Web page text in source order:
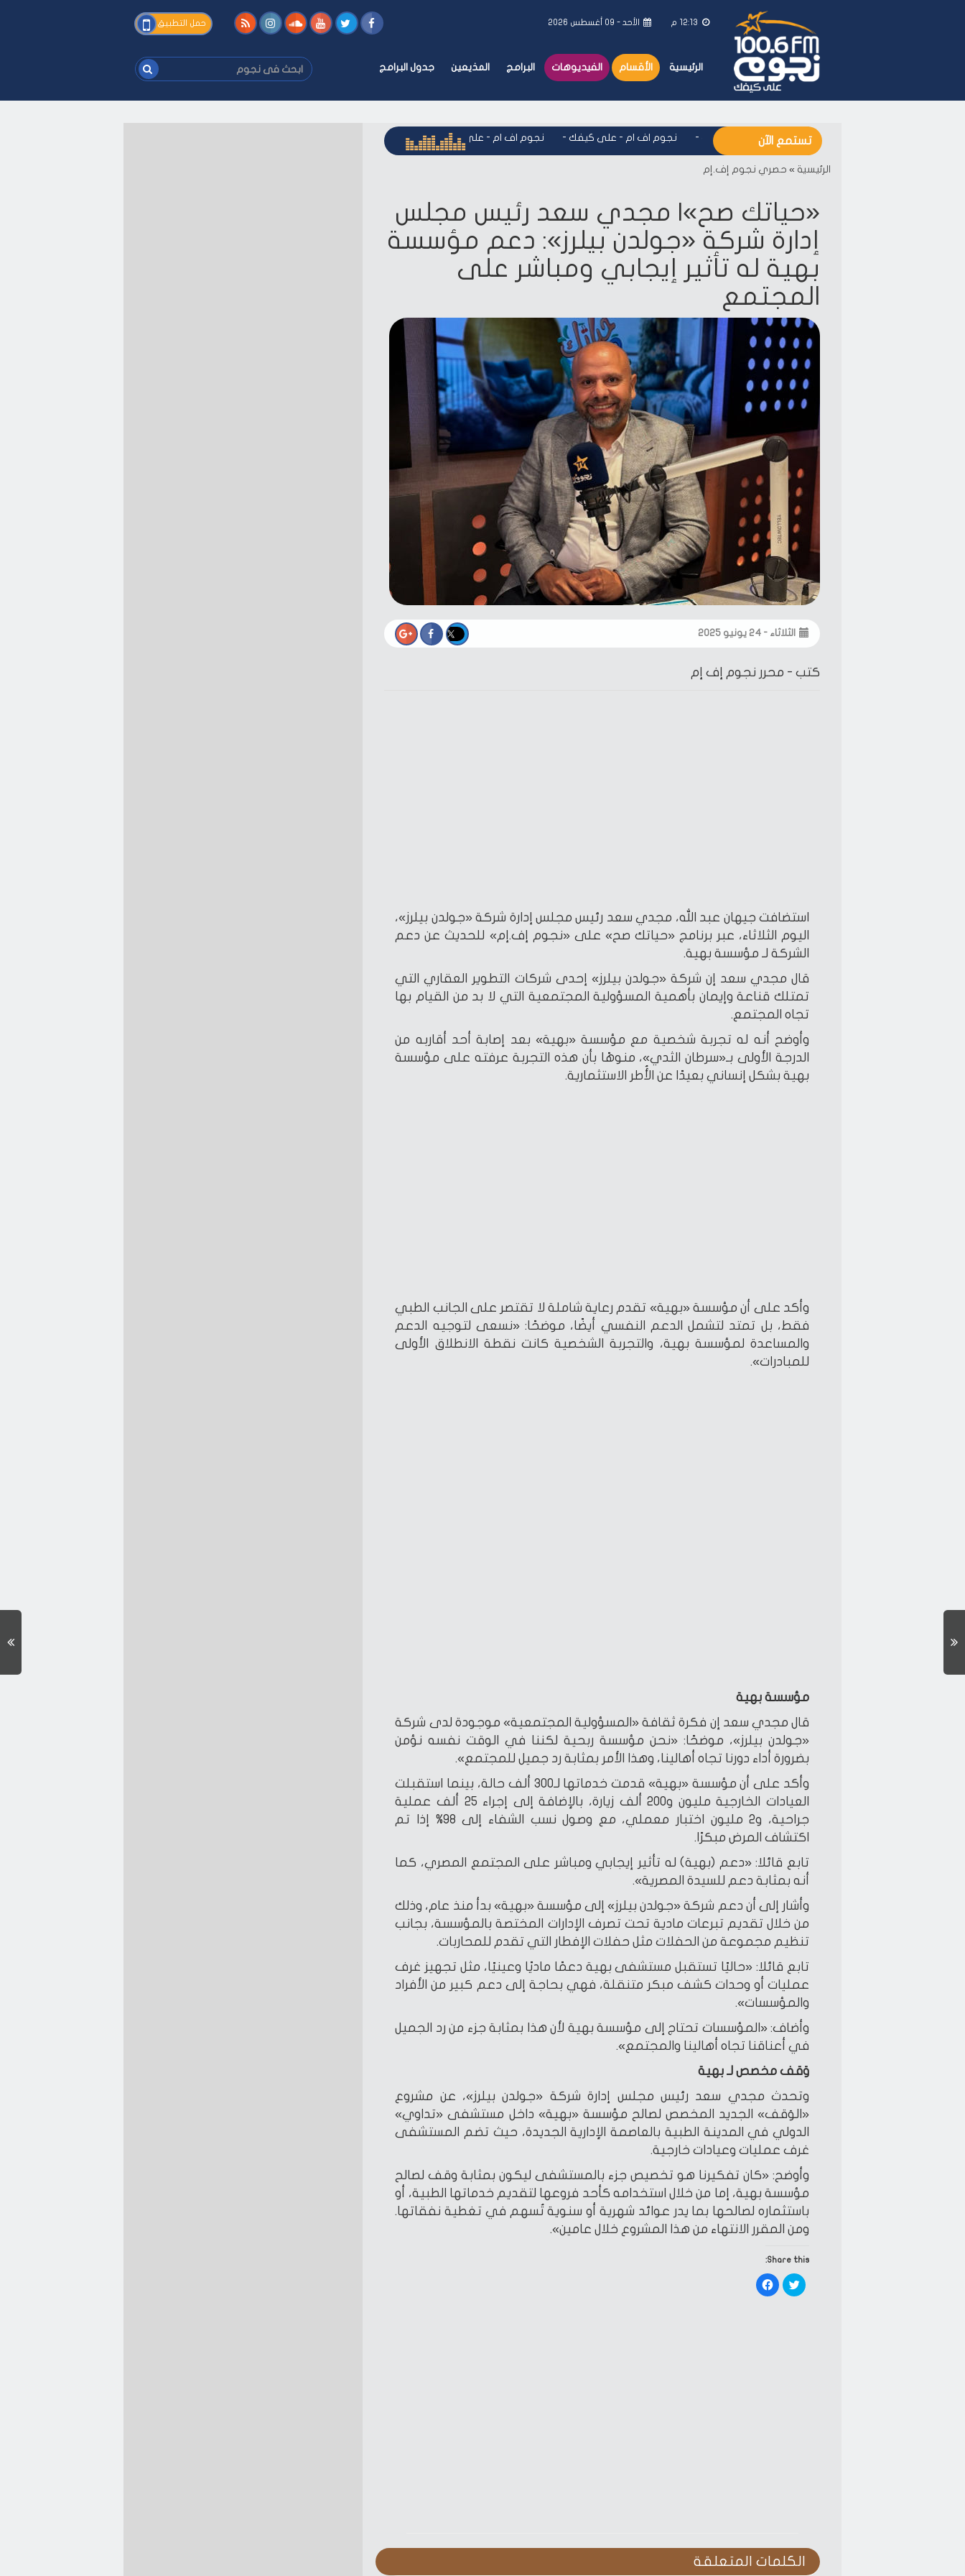
12:13 م الأحد - ٠٩ أغسطس ٢٠٢٦ حمل التطبيق
الرئيسية الأقسام الفيديوهات البرامج المذيعين جدول البرامج
ابحث
فى
فى
تستمع الآن - نجوم اف ام - على كيفك - نجوم اف ام - على كيفك -نجوم اف ام - على كيفك نجوم اف ام - على كيفك
الرئيسية » حصري نجوم إف.إم
«حياتك صح»| مجدي سعد رئيس مجلس
إدارة شركة «جولدن بيلرز»: دعم مؤسسة
بهية له تأثير إيجابي ومباشر على
المجتمع
الثلاثاء - ٢٤ يونيو ٢٠٢٥
كتب - محرر نجوم إف إم
استضافت جيهان عبد الله، مجدي سعد رئيس مجلس إدارة شركة «جولدن بيلرز»،
اليوم الثلاثاء، عبر برنامج «حياتك صح» على «نجوم إف.إم» للحديث عن دعم
الشركة لـ مؤسسة بهية.
قال مجدي سعد إن شركة «جولدن بيلرز» إحدى شركات التطوير العقاري التي
تمتلك قناعة وإيمان بأهمية المسؤولية المجتمعية التي لا بد من القيام بها
تجاه المجتمع.
وأوضح أنه له تجربة شخصية مع مؤسسة «بهية» بعد إصابة أحد أقاربه من
الدرجة الأولى بـ«سرطان الثدي»، منوهًا بأن هذه التجربة عرفته على مؤسسة
بهية بشكل إنساني بعيدًا عن الأُطر الاستثمارية.
وأكد على أن مؤسسة «بهية» تقدم رعاية شاملة لا تقتصر على الجانب الطبي
فقط، بل تمتد لتشمل الدعم النفسي أيضًا، موضحًا: «نسعى لتوجيه الدعم
والمساعدة لمؤسسة بهية، والتجربة الشخصية كانت نقطة الانطلاق الأولى
للمبادرات».
مؤسسة بهية
قال مجدي سعد إن فكرة ثقافة «المسؤولية المجتمعية» موجودة لدى شركة
«جولدن بيلرز»، موضحًا: «نحن مؤسسة ربحية لكننا في الوقت نفسه نؤمن
بضرورة أداء دورنا تجاه أهالينا، وهذا الأمر بمثابة رد جميل للمجتمع».
وأكد على أن مؤسسة «بهية» قدمت خدماتها لـ300 ألف حالة، بينما استقبلت
العيادات الخارجية مليون و200 ألف زيارة، بالإضافة إلى إجراء 25 ألف عملية
جراحية، و2 مليون اختبار معملي، مع وصول نسب الشفاء إلى 98% إذا تم
اكتشاف المرض مبكرًا.
تابع قائلا: «دعم (بهية) له تأثير إيجابي ومباشر على المجتمع المصري، كما
أنه بمثابة دعم للسيدة المصرية».
وأشار إلى أن دعم شركة «جولدن بيلرز» إلى مؤسسة «بهية» بدأ منذ عام، وذلك
من خلال تقديم تبرعات مادية تحت تصرف الإدارات المختصة بالمؤسسة، بجانب
تنظيم مجموعة من الحفلات مثل حفلات الإفطار التي تقدم للمحاربات.
تابع قائلا: «حاليًا تستقبل مستشفى بهية دعمًا ماديًا وعينيًا، مثل تجهيز غرف
عمليات أو وحدات كشف مبكر متنقلة، فهي بحاجة إلى دعم كبير من الأفراد
والمؤسسات».
وأضاف: «المؤسسات تحتاج إلى مؤسسة بهية لأن هذا بمثابة جزء من رد الجميل
في أعناقنا تجاه أهالينا والمجتمع».
وَقف مخصص لـ بهية
وتحدث مجدي سعد رئيس مجلس إدارة شركة «جولدن بيلرز»، عن مشروع
«الوَقف» الجديد المخصص لصالح مؤسسة «بهية» داخل مستشفى «تداوي»
الدولي في المدينة الطبية بالعاصمة الإدارية الجديدة، حيث تضم المستشفى
غرف عمليات وعيادات خارجية.
وأوضح: «كان تفكيرنا هو تخصيص جزء بالمستشفى ليكون بمثابة وقف لصالح
مؤسسة بهية، إما من خلال استخدامه كأحد فروعها لتقديم خدماتها الطبية، أو
باستثماره لصالحها بما يدر عوائد شهرية أو سنوية تُسهم في تغطية نفقاتها.
ومن المقرر الانتهاء من هذا المشروع خلال عامين».
Share this:
Click
to
share
Click
to
الكلمات المتعلقة‎